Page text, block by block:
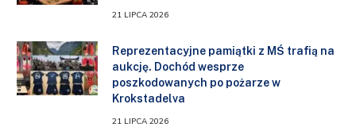
21 LIPCA 2026
Reprezentacyjne pamiątki z MŚ trafią na
aukcję. Dochód wesprze
poszkodowanych po pożarze w
Krokstadelva
21 LIPCA 2026